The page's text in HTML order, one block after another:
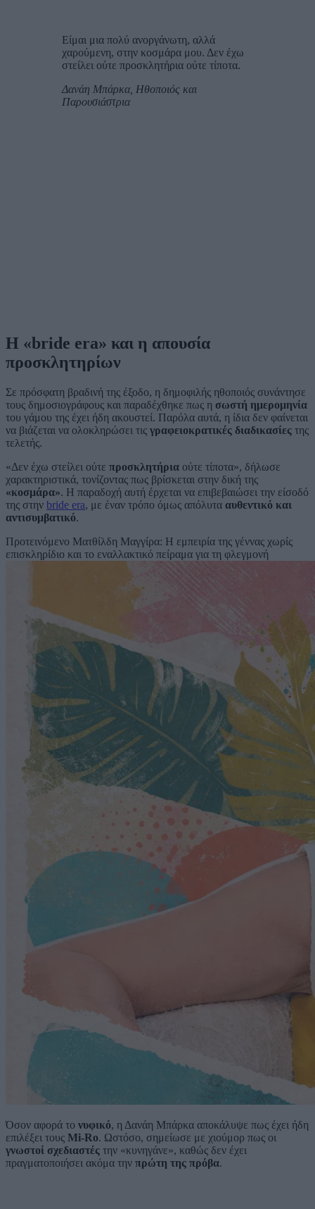
Είμαι μια πολύ ανοργάνωτη, αλλά
χαρούμενη, στην κοσμάρα μου. Δεν έχω
στείλει ούτε προσκλητήρια ούτε τίποτα.
Δανάη Μπάρκα, Ηθοποιός και
Παρουσιάστρια
Η «bride era» και η απουσία
προσκλητηρίων
Σε πρόσφατη βραδινή της έξοδο, η δημοφιλής ηθοποιός συνάντησε
τους δημοσιογράφους και παραδέχθηκε πως η σωστή ημερομηνία
του γάμου της έχει ήδη ακουστεί. Παρόλα αυτά, η ίδια δεν φαίνεται
να βιάζεται να ολοκληρώσει τις γραφειοκρατικές διαδικασίες της
τελετής.
«Δεν έχω στείλει ούτε προσκλητήρια ούτε τίποτα», δήλωσε
χαρακτηριστικά, τονίζοντας πως βρίσκεται στην δική της
«κοσμάρα». Η παραδοχή αυτή έρχεται να επιβεβαιώσει την είσοδό
της στην bride era, με έναν τρόπο όμως απόλυτα αυθεντικό και
αντισυμβατικό.
Προτεινόμενο Ματθίλδη Μαγγίρα: Η εμπειρία της γέννας χωρίς
επισκληρίδιο και το εναλλακτικό πείραμα για τη φλεγμονή
Όσον αφορά το νυφικό, η Δανάη Μπάρκα αποκάλυψε πως έχει ήδη
επιλέξει τους Mi-Ro. Ωστόσο, σημείωσε με χιούμορ πως οι
γνωστοί σχεδιαστές την «κυνηγάνε», καθώς δεν έχει
πραγματοποιήσει ακόμα την πρώτη της πρόβα.